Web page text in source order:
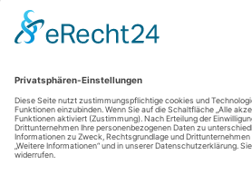
Schwimmkurse Sindelfingen